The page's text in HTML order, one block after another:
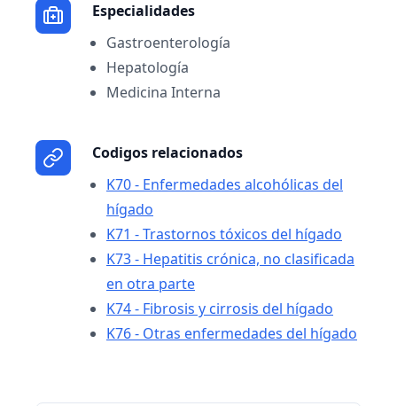
Especialidades
Gastroenterología
Hepatología
Medicina Interna
Codigos relacionados
K70 - Enfermedades alcohólicas del
hígado
K71 - Trastornos tóxicos del hígado
K73 - Hepatitis crónica, no clasificada
en otra parte
K74 - Fibrosis y cirrosis del hígado
K76 - Otras enfermedades del hígado